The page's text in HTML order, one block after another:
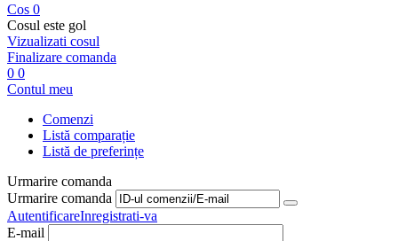
Cos 0
Cosul este gol
Vizualizati cosul
Finalizare comanda
0 0
Contul meu
Comenzi
Listă comparație
Listă de preferințe
Urmarire comanda
Urmarire comanda
AutentificareInregistrati-va
E-mail